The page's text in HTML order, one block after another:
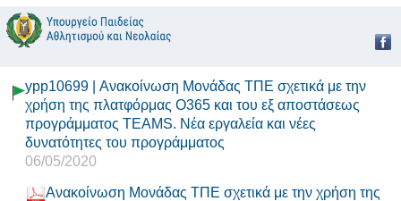
ypp10699 | Ανακοίνωση Μονάδας ΤΠΕ σχετικά με την
χρήση της πλατφόρμας O365 και του εξ αποστάσεως
προγράμματος TEAMS. Νέα εργαλεία και νέες
δυνατότητες του προγράμματος
06/05/2020
Ανακοίνωση Μονάδας ΤΠΕ σχετικά με την χρήση της